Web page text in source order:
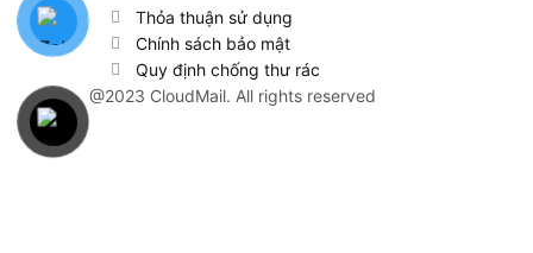
@2023 CloudMail. All rights reserved
Thỏa thuận sử dụng
Chính sách bảo mật
Quy định chống thư rác